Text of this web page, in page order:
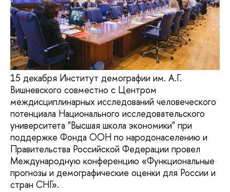
15 декабря Институт демографии им. А.Г.
Вишневского совместно с Центром
междисциплинарных исследований человеческого
потенциала Национального исследовательского
университета "Высшая школа экономики" при
поддержке Фонда ООН по народонаселению и
Правительства Российской Федерации провел
Международную конференцию «Функциональные
прогнозы и демографические оценки для России и
стран СНГ».